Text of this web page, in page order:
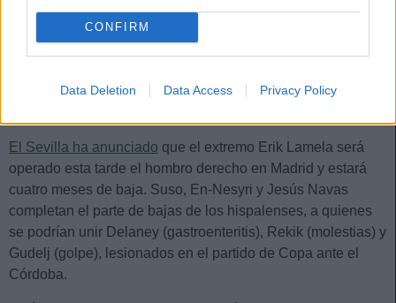
CONFIRM
Data Deletion Data Access Privacy Policy
podría introducir algún cambio ante la Real debido a la
carga de minutos en jugadores importantes como Modric,
Sevilla: Lamela, operado del hombro
El Sevilla ha anunciado que el extremo Erik Lamela será
operado esta tarde el hombro derecho en Madrid y estará
cuatro meses de baja. Suso, En-Nesyri y Jesús Navas
completan el parte de bajas de los hispalenses, a quienes
se podrían unir Delaney (gastroenteritis), Rekik (molestias) y
Gudelj (golpe), lesionados en el partido de Copa ante el
Córdoba.